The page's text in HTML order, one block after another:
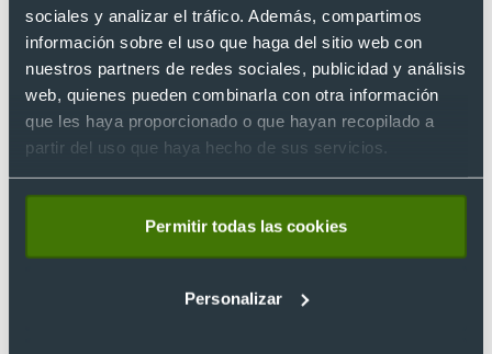
sociales y analizar el tráfico. Además, compartimos
información sobre el uso que haga del sitio web con
nuestros partners de redes sociales, publicidad y análisis
web, quienes pueden combinarla con otra información
que les haya proporcionado o que hayan recopilado a
partir del uso que haya hecho de sus servicios.
Permitir todas las cookies
Personalizar
Eco
Bolsa balón de poliéster RPET con cierre
cremallera 25 x 24 x 30 cm
Ref. 8820429
Recíbelo
Desde 2,24 €